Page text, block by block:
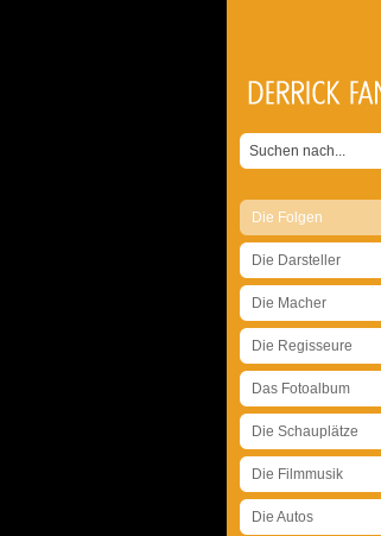
Die Folgen
Die Darsteller
Die Macher
Die Regisseure
Das Fotoalbum
Die Schauplätze
Die Filmmusik
Die Autos